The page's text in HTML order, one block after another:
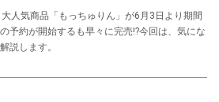
人気商品「もっちゅりん」が6月3日より期間
予約が開始するも早々に完売!?今回は、気にな
説します。